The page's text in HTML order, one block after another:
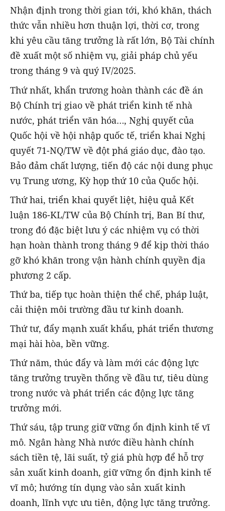
Nhận định trong thời gian tới, khó khăn, thách
thức vẫn nhiều hơn thuận lợi, thời cơ, trong
khi yêu cầu tăng trưởng là rất lớn, Bộ Tài chính
đề xuất một số nhiệm vụ, giải pháp chủ yếu
trong tháng 9 và quý IV/2025.
Thứ nhất, khẩn trương hoàn thành các đề án
Bộ Chính trị giao về phát triển kinh tế nhà
nước, phát triển văn hóa…, Nghị quyết của
Quốc hội về hội nhập quốc tế, triển khai Nghị
quyết 71-NQ/TW về đột phá giáo dục, đào tạo.
Bảo đảm chất lượng, tiến độ các nội dung phục
vụ Trung ương, Kỳ họp thứ 10 của Quốc hội.
Thứ hai, triển khai quyết liệt, hiệu quả Kết
luận 186-KL/TW của Bộ Chính trị, Ban Bí thư,
trong đó đặc biệt lưu ý các nhiệm vụ có thời
hạn hoàn thành trong tháng 9 để kịp thời tháo
gỡ khó khăn trong vận hành chính quyền địa
phương 2 cấp.
Thứ ba, tiếp tục hoàn thiện thể chế, pháp luật,
cải thiện môi trường đầu tư kinh doanh.
Thứ tư, đẩy mạnh xuất khẩu, phát triển thương
mại hài hòa, bền vững.
Thứ năm, thúc đẩy và làm mới các động lực
tăng trưởng truyền thống về đầu tư, tiêu dùng
trong nước và phát triển các động lực tăng
trưởng mới.
Thứ sáu, tập trung giữ vững ổn định kinh tế vĩ
mô. Ngân hàng Nhà nước điều hành chính
sách tiền tệ, lãi suất, tỷ giá phù hợp để hỗ trợ
sản xuất kinh doanh, giữ vững ổn định kinh tế
vĩ mô; hướng tín dụng vào sản xuất kinh
doanh, lĩnh vực ưu tiên, động lực tăng trưởng.